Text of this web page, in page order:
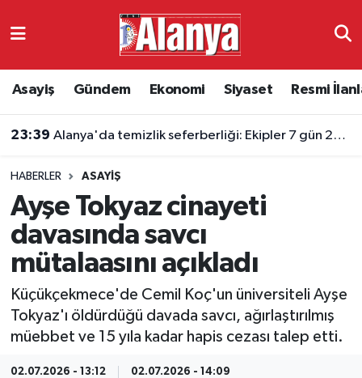
Asayiş Gündem Ekonomi Siyaset Resmi
23:39 Alanya'da temizlik seferberliği: Ekipler 7 gün 24 saat sahada
HABERLER ASAYIŞ
Ayşe Tokyaz cinayeti
davasında savcı
mütalaasını açıkladı
Küçükçekmece'de Cemil Koç'un üniversiteli Ayşe
Tokyaz'ı öldürdüğü davada savcı, ağırlaştırılmış
müebbet ve 15 yıla kadar hapis cezası talep etti.
02.07.2026 - 13:12 02.07.2026 - 14:09
Ekonomi
Resmi İlanlar
Alanyaspor
Turizm
Antalya Namaz Vakitleri
Antalya Trafik Yoğunluk Haritası
Süper Lig Puan Durumu ve Fikstür
Tüm Manşetler
Son Dakika Haberleri